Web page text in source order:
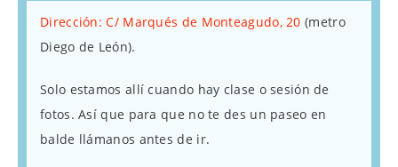
Dirección: C/ Marqués de Monteagudo, 20 (metro
Diego de León).
Solo estamos allí cuando hay clase o sesión de
fotos. Así que para que no te des un paseo en
balde llámanos antes de ir.